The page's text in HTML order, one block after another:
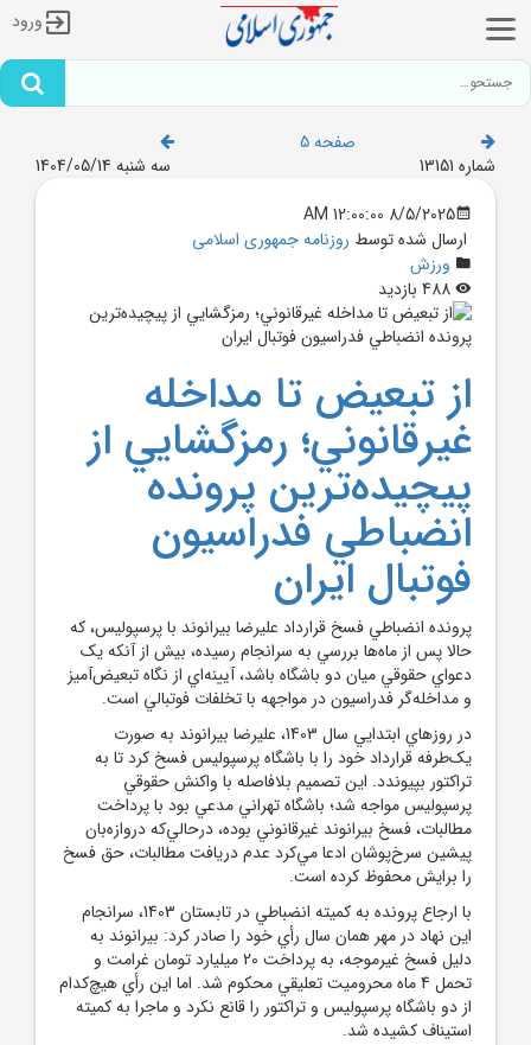
ورود
صفحه 5
شماره 13151
سه شنبه 1404/05/14
8/5/2025 12:00:00 AM
ارسال شده توسط روزنامه جمهوری اسلامی
ورزش
از تبعيض تا مداخله
غيرقانوني؛ رمزگشايي از
پيچيده‌ترين پرونده‌
انضباطي فدراسيون
فوتبال ايران
پرونده انضباطي فسخ قرارداد عليرضا بيرانوند با پرسپوليس، که
حالا پس از ماه‌ها بررسي به سرانجام رسيده، بيش از آنکه يک
دعواي حقوقي ميان دو باشگاه باشد، آيينه‌اي از نگاه تبعيض‌آميز
و مداخله‌گر فدراسيون در مواجهه با تخلفات فوتبالي است.
در روز‌هاي ابتدايي سال 1403، عليرضا بيرانوند به صورت
يک‌طرفه قرارداد خود را با باشگاه پرسپوليس فسخ کرد تا به
تراکتور بپيوندد. اين تصميم بلافاصله با واکنش حقوقي
پرسپوليس مواجه شد؛ باشگاه تهراني مدعي بود با پرداخت
مطالبات، فسخ بيرانوند غيرقانوني بوده، درحالي‌که دروازه‌بان
پيشين سرخ‌پوشان ادعا مي‌کرد عدم دريافت مطالبات، حق فسخ
را برايش محفوظ کرده است.
با ارجاع پرونده به کميته انضباطي در تابستان 1403، سرانجام
اين نهاد در مهر همان سال رأي خود را صادر کرد: بيرانوند به
دليل فسخ غيرموجه، به پرداخت 20 ميليارد تومان غرامت و
تحمل 4 ماه محروميت تعليقي محکوم شد. اما اين رأي هيچ‌کدام
از دو باشگاه پرسپوليس و تراکتور را قانع نکرد و ماجرا به کميته
استيناف کشيده شد.